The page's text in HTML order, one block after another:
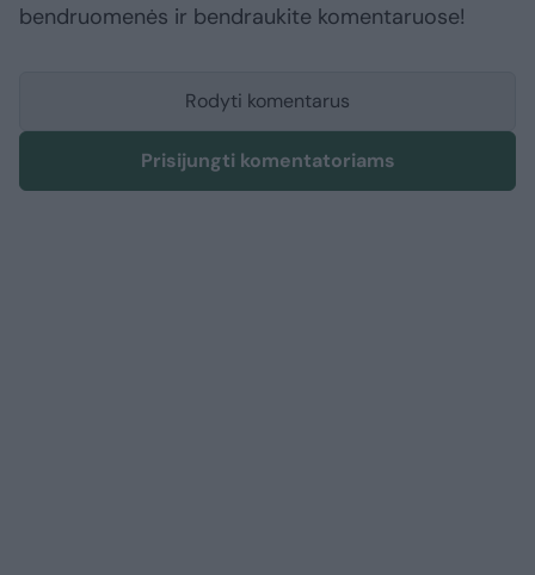
bendruomenės ir bendraukite komentaruose!
Rodyti komentarus
Prisijungti komentatoriams